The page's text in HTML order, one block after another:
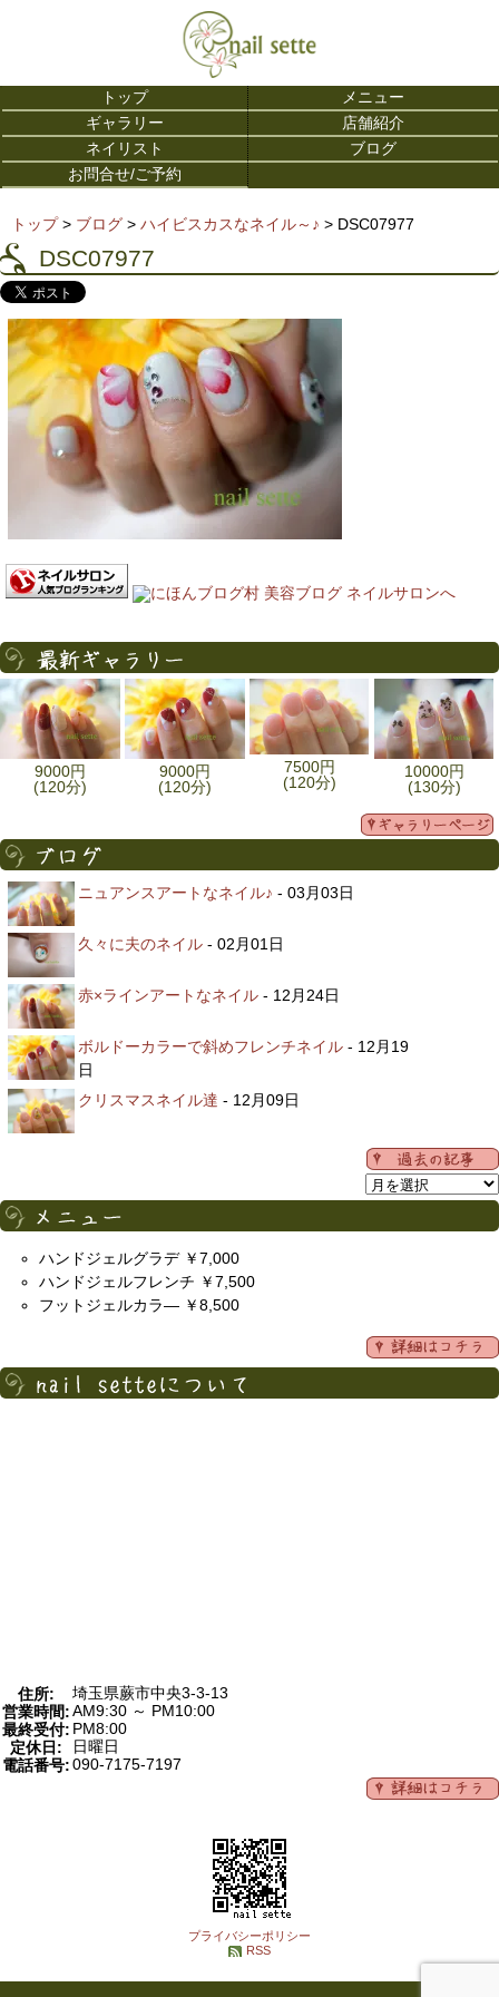
トップ
メニュー
ギャラリー
店舗紹介
ネイリスト
ブログ
お問合せ/ご予約
トップ> ブログ > ハイビスカスなネイル～♪ > DSC07977
DSC07977
9000円
(120分)
9000円
(120分)
7500円
(120分)
10000円
(130分)
ニュアンスアートなネイル♪ - 03月03日
久々に夫のネイル - 02月01日
赤×ラインアートなネイル - 12月24日
ボルドーカラーで斜めフレンチネイル - 12月19
日
クリスマスネイル達 - 12月09日
ハンドジェルグラデ ￥7,000
ハンドジェルフレンチ ￥7,500
フットジェルカラ― ￥8,500
住所:
埼玉県蕨市中央3-3-13
営業時間:AM9:30 ～ PM10:00
最終受付: PM8:00
定休日:
日曜日
電話番号:090-7175-7197
プライバシーポリシー
RSS